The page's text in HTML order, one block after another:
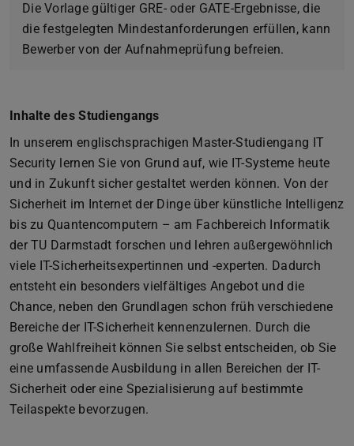
Die Vorlage gültiger GRE- oder GATE-Ergebnisse, die
die festgelegten Mindestanforderungen erfüllen, kann
Bewerber von der Aufnahmeprüfung befreien.
Inhalte des Studiengangs
In unserem englischsprachigen Master-Studiengang IT
Security lernen Sie von Grund auf, wie IT-Systeme heute
und in Zukunft sicher gestaltet werden können. Von der
Sicherheit im Internet der Dinge über künstliche Intelligenz
bis zu Quantencomputern – am Fachbereich Informatik
der TU Darmstadt forschen und lehren außergewöhnlich
viele IT-Sicherheitsexpertinnen und -experten. Dadurch
entsteht ein besonders vielfältiges Angebot und die
Chance, neben den Grundlagen schon früh verschiedene
Bereiche der IT-Sicherheit kennenzulernen. Durch die
große Wahlfreiheit können Sie selbst entscheiden, ob Sie
eine umfassende Ausbildung in allen Bereichen der IT-
Sicherheit oder eine Spezialisierung auf bestimmte
Teilaspekte bevorzugen.